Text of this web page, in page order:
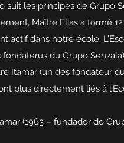
suit les principes de
Maître Elias a formé
actif dans notre école.
du Grupo
Itamar (un des fondateur
plus directement liés à
(1963 – fundador do